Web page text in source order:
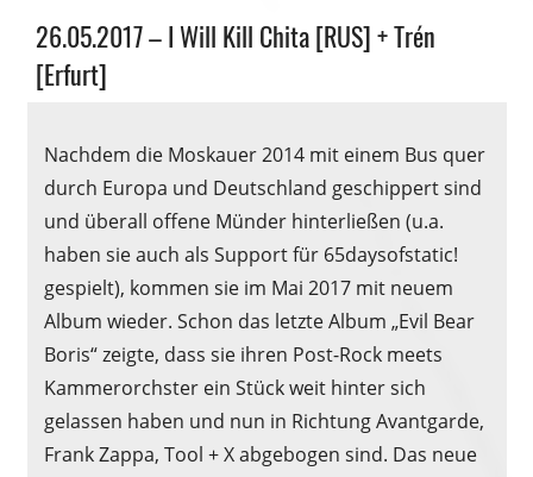
Allgemein
26.05.2017 – I Will Kill Chita [RUS] + Trén
[Erfurt]
Nachdem die Moskauer 2014 mit einem Bus quer
durch Europa und Deutschland geschippert sind
und überall offene Münder hinterließen (u.a.
haben sie auch als Support für 65daysofstatic!
gespielt), kommen sie im Mai 2017 mit neuem
Album wieder. Schon das letzte Album „Evil Bear
Boris“ zeigte, dass sie ihren Post-Rock meets
Kammerorchster ein Stück weit hinter sich
gelassen haben und nun in Richtung Avantgarde,
Frank Zappa, Tool + X abgebogen sind. Das neue